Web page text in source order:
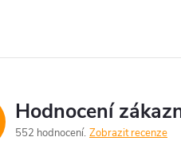
Hodnocení
552 hodnocení Zobrazit recenze